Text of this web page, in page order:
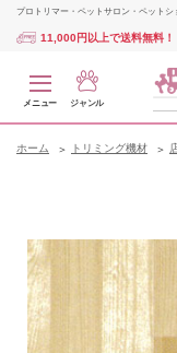
プロトリマー・ペットサロン・ペット
11,000円以上で送料無料！
メニュー ジャンル
ホーム トリミング機材